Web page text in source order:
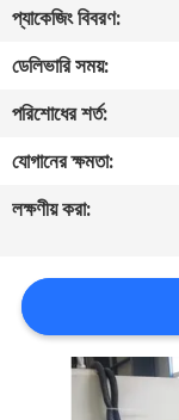
গুণগত
মান
নিয়ন্ত্রণ
যোগাযোগ
খবর
প্যাকেজিং বিবরণ:
ডেলিভারি সময়:
পরিশোধের শর্ত:
যোগানের ক্ষমতা:
লক্ষণীয় করা: